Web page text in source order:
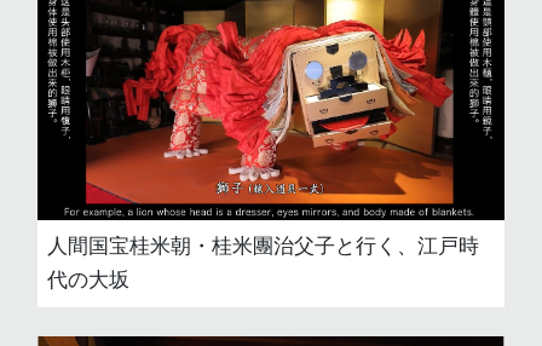
人間国宝桂米朝・桂米團治父子と行く、江戸時
代の大坂